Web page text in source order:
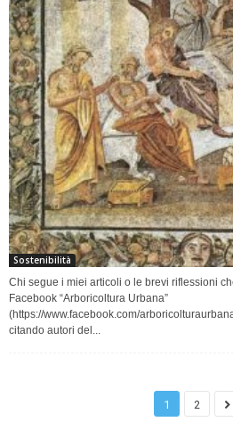
Sostenibilità
Chi segue i miei articoli o le brevi riflessioni
Facebook “Arboricoltura Urbana”
(https://www.facebook.com/
citando autori del...
1 2